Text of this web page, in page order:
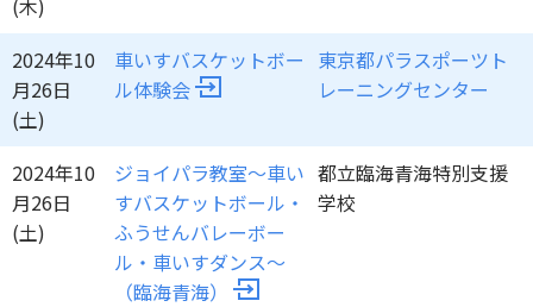
(木)
2024年10
月26日
(土)
車いすバスケットボー
ル体験会
東京都パラスポーツト
レーニングセンター
2024年10
月26日
(土)
ジョイパラ教室～車い
すバスケットボール・
ふうせんバレーボー
ル・車いすダンス～
（臨海青海）
都立臨海青海特別支援
学校